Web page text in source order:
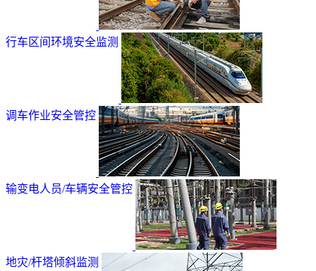
行车区间环境安全监测
调车作业安全管控
输变电人员/车辆安全管控
地灾/杆塔倾斜监测